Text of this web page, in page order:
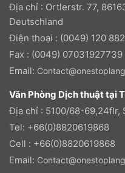
Địa chỉ : Ortlerstr. 77,
Deutschland
Điện thoại : (0049) 120
Fax : (0049) 07031927739
Email:
Văn Phòng Dịch thuật tại
Địa chỉ : 5100/68-69,24flr,
Tel: +66(0)8820619868
Cell : +66(0)8820619868
Email: